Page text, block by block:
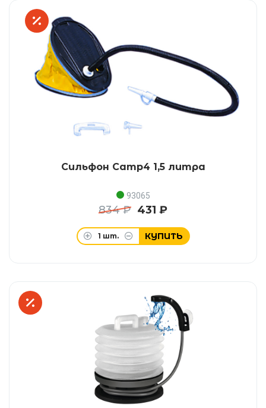
Сильфон Camp4 1,5 литра
93065
834 ₽ 431 ₽
1 шт. КУПИТЬ